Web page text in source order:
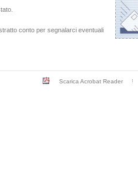
conto per segnalarci eventuali
Scarica Acrobat Reader